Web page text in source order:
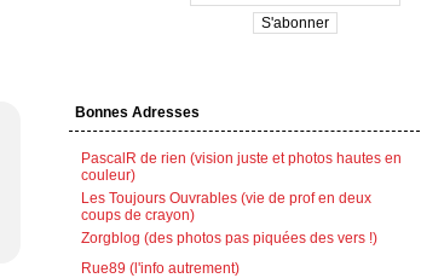
Bonnes Adresses
PascalR de rien (vision juste et photos hautes en
couleur)
Les Toujours Ouvrables (vie de prof en deux
coups de crayon)
Zorgblog (des photos pas piquées des vers !)
Rue89 (l'info autrement)